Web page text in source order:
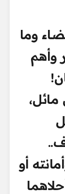
وما
وأهم
أو